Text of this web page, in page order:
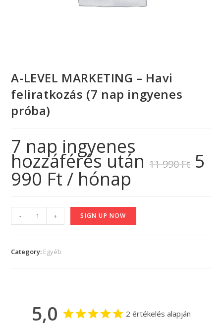
A-LEVEL MARKETING – Havi
feliratkozás (7 nap ingyenes
próba)
7 nap ingyenes
hozzáférés után11 990Ft 5
990 Ft / hónap
- + SIGN UP NOW
Category: Egyéb
5,0 2 értékelés alapján